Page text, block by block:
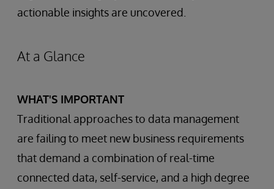
actionable insights are uncovered.
At a Glance
WHAT'S IMPORTANT
Traditional approaches to data management
are failing to meet new business requirements
that demand a combination of real-time
connected data, self-service, and a high degree